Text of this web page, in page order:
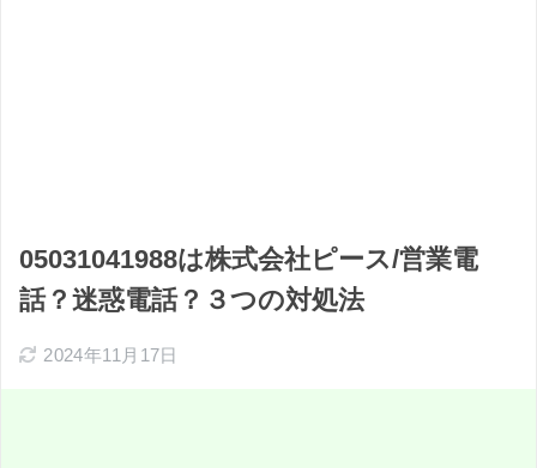
05031041988は株式会社ピース/営業電
話？迷惑電話？３つの対処法
2024年11月17日